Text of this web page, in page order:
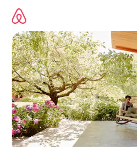
contenido